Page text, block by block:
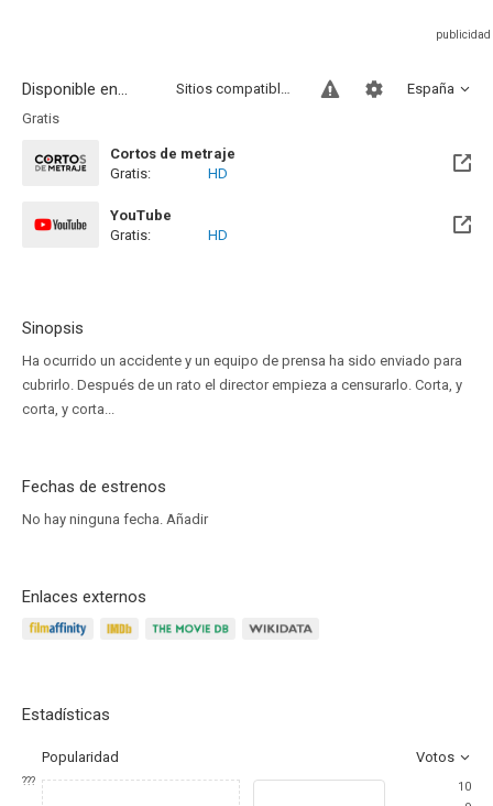
Disponible en... España
Sitios compatibles
Gratis
Cortos de metraje
Gratis:
HD
YouTube
Gratis:
HD
Sinopsis
Ha ocurrido un accidente y un equipo de prensa ha sido enviado para
cubrirlo. Después de un rato el director empieza a censurarlo. Corta, y
corta, y corta...
Fechas de estrenos
No hay ninguna fecha. Añadir
Enlaces externos
Estadísticas
Popularidad Votos
???
10